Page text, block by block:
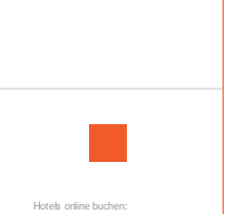
Hotels online buchen: